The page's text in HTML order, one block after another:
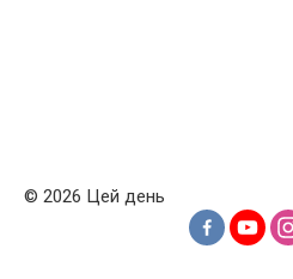
© 2026 Цей день